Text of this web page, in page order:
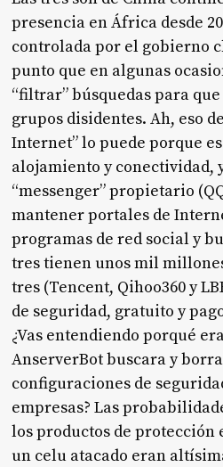
presencia en África desde
controlada por el gobierno
punto que en algunas
“filtrar” búsquedas para
grupos disidentes. Ah, eso
Internet” lo puede porque es
alojamiento y conectividad,
“messenger” propietario
mantener portales de
programas de red social y
tres tienen unos mil
tres (Tencent, Qihoo360 y
de seguridad, gratuito y
¿Vas entendiendo porqué
AnserverBot buscara y
configuraciones de
empresas? Las
los productos de protección
un celu atacado eran